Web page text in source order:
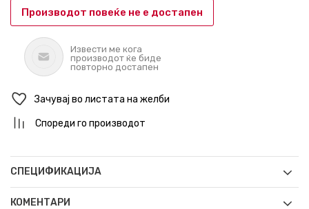
Производот повеќе не е достапен
Извести ме кога
производот ќе биде
повторно достапен
Зачувај во листата на желби
Спореди го производот
СПЕЦИФИКАЦИЈА
КОМЕНТАРИ